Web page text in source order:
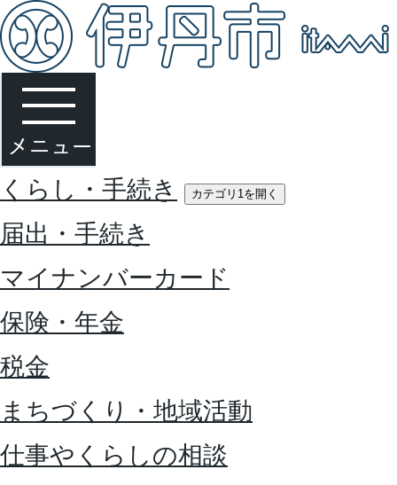
くらし・手続き カテゴリ1を開く
届出・手続き
マイナンバーカード
保険・年金
税金
まちづくり・地域活動
仕事やくらしの相談